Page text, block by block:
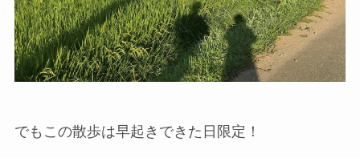
でもこの散歩は早起きできた日限定！